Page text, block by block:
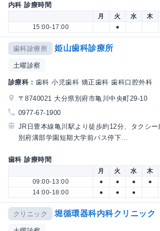
内科 診療時間
月 火 水 木
15:00-17:00
●
歯科診療所 姫山歯科診療所
土曜診察
診療科： 歯科 小児歯科 矯正歯科 歯科口腔外科
〒8740021 大分県別府市亀川中央町29-10
0977-67-1900
JR日豊本線亀川駅より徒歩約12分、タクシー
別府溝部学園短期大学前バス停下...
歯科 診療時間
月 火 水 木
09:00-13:00
● ● ● ●
14:00-18:00
● ● ●
クリニック 堀循環器科内科クリニック